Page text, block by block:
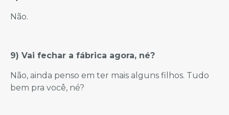
Não.
9) Vai fechar a fábrica agora, né?
Não, ainda penso em ter mais alguns filhos. Tudo
bem pra você, né?